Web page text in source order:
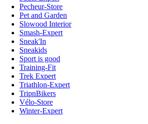
Pecheur-Store
Pet and Garden
Slowood Interior
Smash-Expert
Sneak'In
Sneakids
Sport is good
Training-Fit
Trek Expert
Triathlon-Expert
TripnBikers
Vélo-Store
Winter-Expert